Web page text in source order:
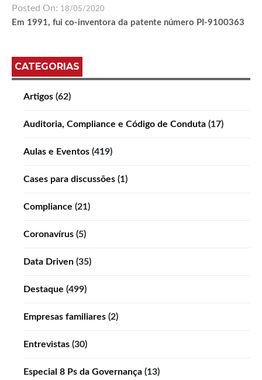
Posted On: 18/05/2020
Em 1991, fui co-inventora da patente número PI-9100363
CATEGORIAS
Artigos (62)
Auditoria, Compliance e Código de Conduta (17)
Aulas e Eventos (419)
Cases para discussões (1)
Compliance (21)
Coronavírus (5)
Data Driven (35)
Destaque (499)
Empresas familiares (2)
Entrevistas (30)
Especial 8 Ps da Governança (13)